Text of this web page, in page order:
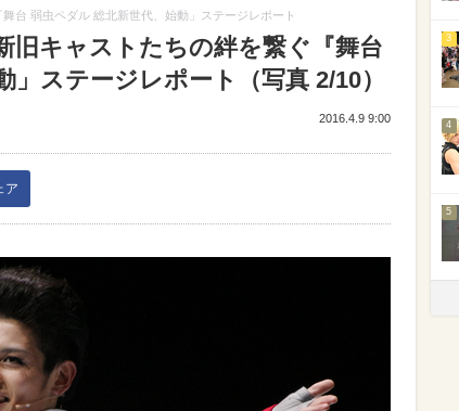
台 弱虫ペダル 総北新世代、始動」ステージレポート
キャストたちの絆を繋ぐ『舞台
ステージレポート（写真 2/10）
2016.4.9 9:00
ア
3
4
5